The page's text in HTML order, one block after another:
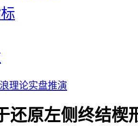
理论实盘推演
还原左侧终结楔